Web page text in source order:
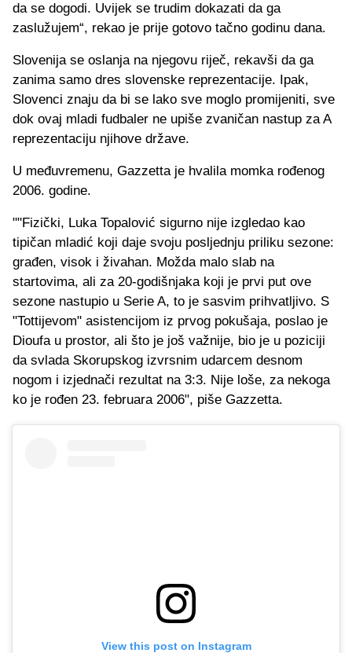
da se dogodi. Uvijek se trudim dokazati da ga
zaslužujem“, rekao je prije gotovo tačno godinu dana.
Slovenija se oslanja na njegovu riječ, rekavši da ga
zanima samo dres slovenske reprezentacije. Ipak,
Slovenci znaju da bi se lako sve moglo promijeniti, sve
dok ovaj mladi fudbaler ne upiše zvaničan nastup za A
reprezentaciju njihove države.
U međuvremenu, Gazzetta je hvalila momka rođenog
2006. godine.
""Fizički, Luka Topalović sigurno nije izgledao kao
tipičan mladić koji daje svoju posljednju priliku sezone:
građen, visok i živahan. Možda malo slab na
startovima, ali za 20-godišnjaka koji je prvi put ove
sezone nastupio u Serie A, to je sasvim prihvatljivo. S
"Tottijevom" asistencijom iz prvog pokušaja, poslao je
Dioufa u prostor, ali što je još važnije, bio je u poziciji
da svlada Skorupskog izvrsnim udarcem desnom
nogom i izjednači rezultat na 3:3. Nije loše, za nekoga
ko je rođen 23. februara 2006", piše Gazzetta.
View this post on Instagram